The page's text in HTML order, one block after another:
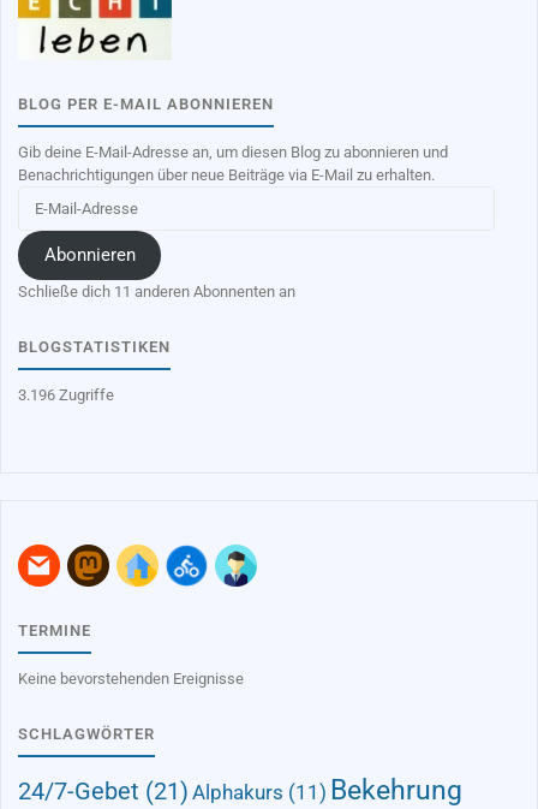
BLOG PER E-MAIL ABONNIEREN
Gib deine E-Mail-Adresse an, um diesen Blog zu abonnieren und
Benachrichtigungen über neue Beiträge via E-Mail zu erhalten.
Mail-
Adresse
Abonnieren
Schließe dich 11 anderen Abonnenten an
BLOGSTATISTIKEN
3.196 Zugriffe
TERMINE
Keine bevorstehenden Ereignisse
SCHLAGWÖRTER
24/7-Gebet (21) Alphakurs (11) Bekehrung